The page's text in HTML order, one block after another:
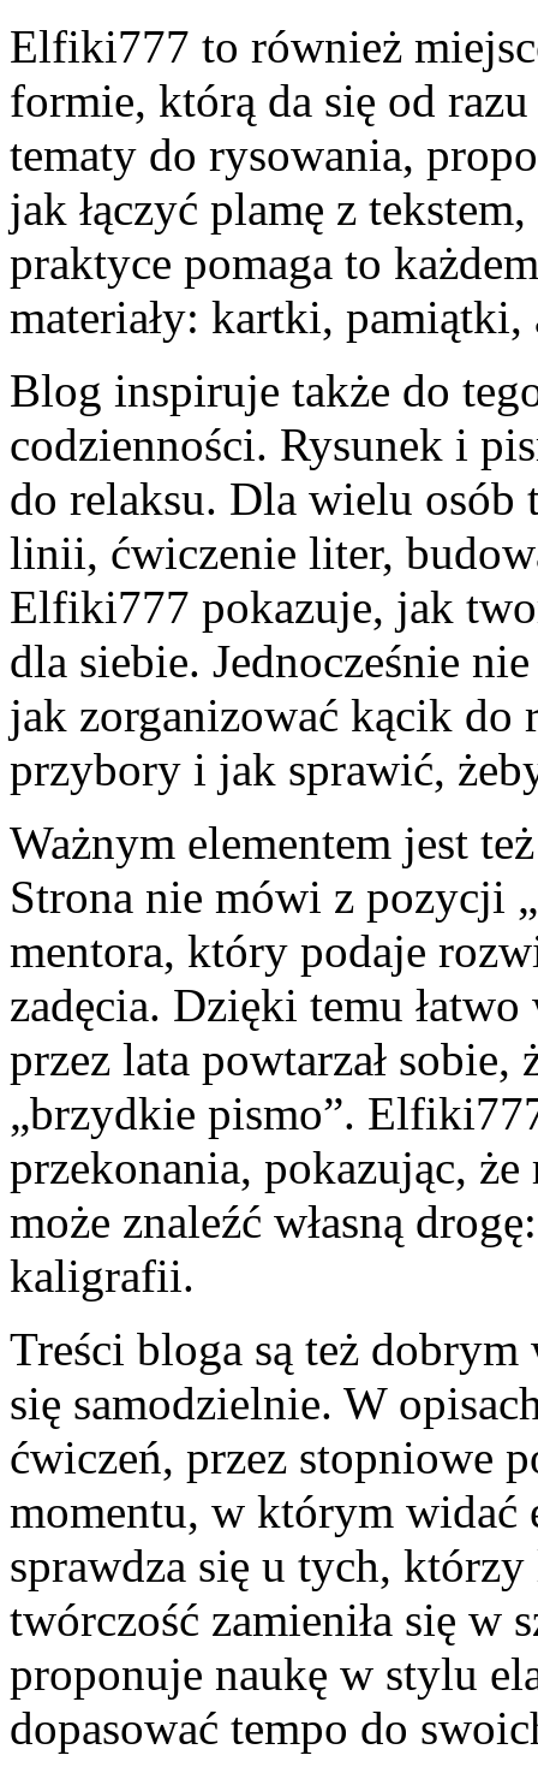
Elfiki777 to również
formie, którą da się od
tematy do rysowania,
jak łączyć plamę z
praktyce pomaga to
materiały: kartki,
Blog inspiruje także do
codzienności. Rysunek i
do relaksu. Dla wielu osób
linii, ćwiczenie liter,
Elfiki777 pokazuje, jak
dla siebie. Jednocześnie
jak zorganizować kącik do
przybory i jak sprawić,
Ważnym elementem jest
Strona nie mówi z pozycji
mentora, który podaje
zadęcia. Dzięki temu
przez lata powtarzał sobie,
„brzydkie pismo”.
przekonania, pokazując,
może znaleźć własną
kaligrafii.
Treści bloga są też
się samodzielnie. W
ćwiczeń, przez stopniowe
momentu, w którym widać
sprawdza się u tych,
twórczość zamieniła się
proponuje naukę w stylu
dopasować tempo do